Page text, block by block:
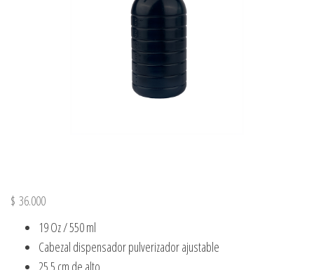
$ 36.000
19 Oz / 550 ml
Cabezal dispensador pulverizador ajustable
25.5 cm de alto